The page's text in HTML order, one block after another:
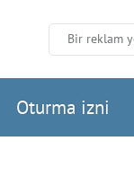
Bir reklam
Oturma izni